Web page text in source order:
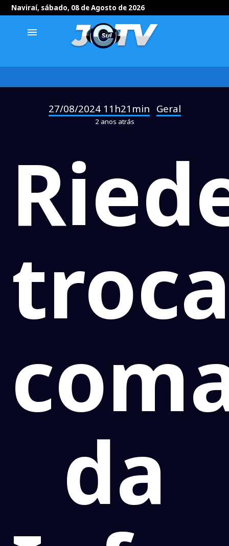
Naviraí, sábado, 08 de Agosto de 2026
menu
27/08/2024 11h21min Geral
2 anos atrás
da